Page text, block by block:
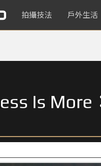
拍攝技法 戶外生活
Is